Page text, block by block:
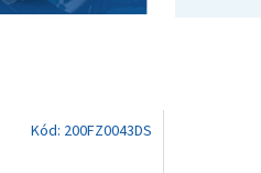
Kód: 200FZ0043DS